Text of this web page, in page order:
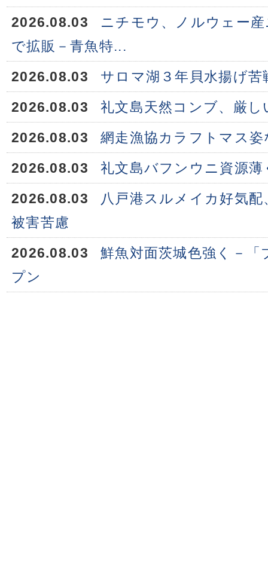
2026.08.03
ニチモウ、ノルウェー
で拡販－青魚特...
2026.08.03
サロマ湖３年貝水揚げ苦
2026.08.03
礼文島天然コンブ、厳し
2026.08.03
網走漁協カラフトマス
2026.08.03
礼文島バフンウニ資源薄
2026.08.03
八戸港スルメイカ好気
被害苦慮
2026.08.03
鮮魚対面茨城色強く－
プン